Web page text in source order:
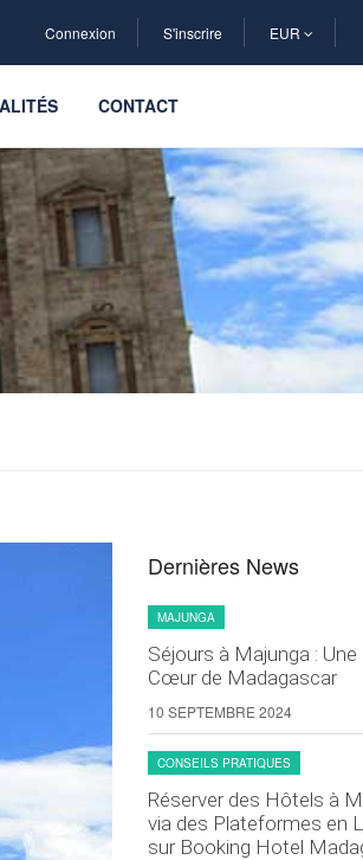
Connexion S'inscrire EUR
CONTACT
Dernières News
MAJUNGA
Séjours à Majunga : Une
Cœur de Madagascar
10 SEPTEMBRE 2024
CONSEILS PRATIQUES
Réserver des Hôtels à
via des Plateformes en
sur Booking Hotel